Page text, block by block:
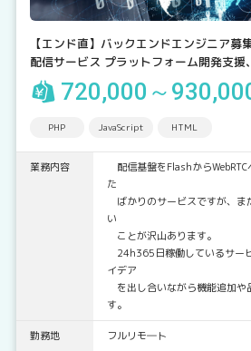
【エンド直】バックエンドエンジニア
配信サービス プラットフォーム開発支援
720,000～
PHP JavaScript HTML
業務内容
配信基盤をFlashから
た
ばかりのサービスですが、ま
い
ことが沢山あります。
24h365日稼働しているサー
イデア
を出し合いながら機能追加や
す。
勤務地 フルリモ―ト